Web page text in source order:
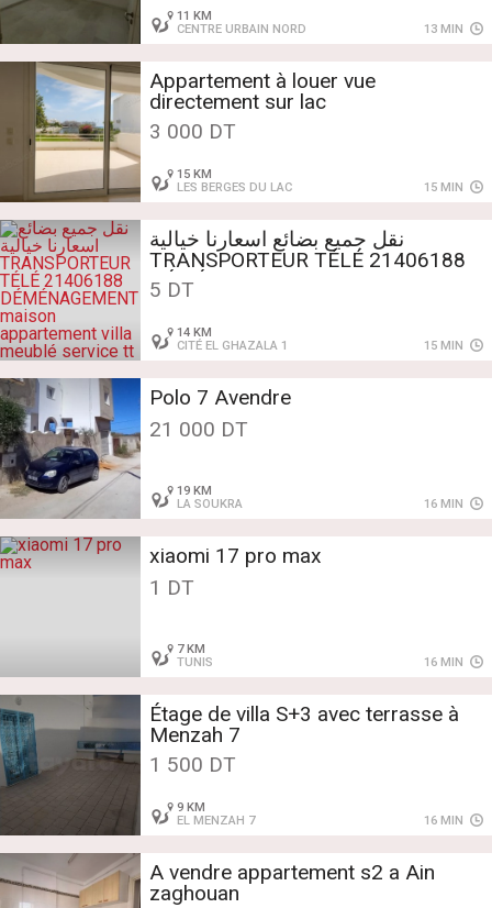
11 KM
CENTRE URBAIN NORD
13 MIN
Appartement à louer vue
directement sur lac
3 000 DT
15 KM
LES BERGES DU LAC
15 MIN
نقل جميع بضائع اسعارنا خيالية
TRANSPORTEUR TÉLÉ 21406188
DÉMÉNAGEMENT maison
appartement villa meublé service tt
la tunis
5 DT
14 KM
CITÉ EL GHAZALA 1
15 MIN
Polo 7 Avendre
21 000 DT
19 KM
LA SOUKRA
16 MIN
xiaomi 17 pro max
1 DT
7 KM
TUNIS
16 MIN
Étage de villa S+3 avec terrasse à
Menzah 7
1 500 DT
9 KM
EL MENZAH 7
16 MIN
A vendre appartement s2 a Ain
zaghouan